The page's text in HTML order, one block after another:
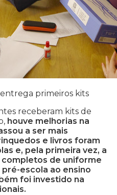
primeiros kits
receberam kits de
houve melhorias na
a ser mais
e livros foram
e, pela primeira vez, a
de uniforme
escola ao ensino
foi investido na